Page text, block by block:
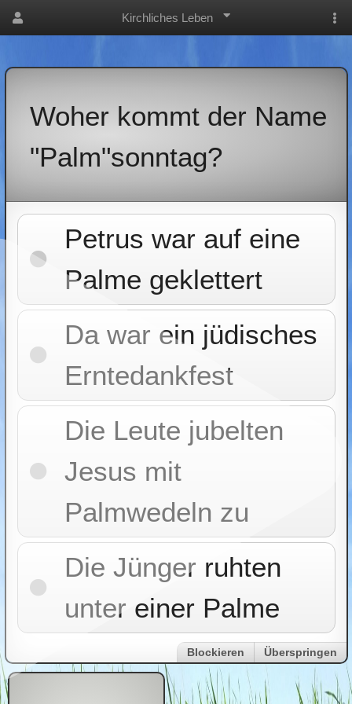
Kirchliches Leben
Woher kommt der Name
"Palm"sonntag?
Petrus war auf eine
Palme geklettert
Da war ein jüdisches
Erntedankfest
Die Leute jubelten
Jesus mit
Palmwedeln zu
Die Jünger ruhten
unter einer Palme
Blockieren Überspringen